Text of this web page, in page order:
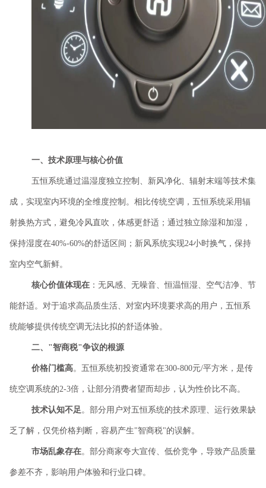
一、技术原理与核心价值
五恒系统通过温湿度独立控制、新风净化、辐射末端等技术集
成，实现室内环境的全维度控制。相比传统空调，五恒系统采用辐
射换热方式，避免冷风直吹，体感更舒适；通过独立除湿和加湿，
保持湿度在40%-60%的舒适区间；新风系统实现24小时换气，保持
室内空气新鲜。
核心价值体现在 ：无风感、无噪音、恒温恒湿、空气洁净、节
能舒适。对于追求高品质生活、对室内环境要求高的用户，五恒系
统能够提供传统空调无法比拟的舒适体验。
二、 "智商税"争议的根源
价格门槛高。五恒系统初投资通常在300-800元/平方米，是传
统空调系统的2-3倍，让部分消费者望而却步，认为性价比不高。
技术认知不足。部分用户对五恒系统的技术原理、运行效果缺
乏了解，仅凭价格判断，容易产生"智商税"的误解。
市场乱象存在。部分商家夸大宣传、低价竞争，导致产品质量
参差不齐，影响用户体验和行业口碑。